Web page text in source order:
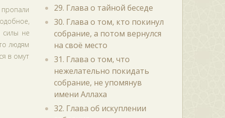
силы не
людям
в омут
29. Глава о тайной беседе
30. Глава о том, кто покинул
собрание, а потом вернулся
на своё место
31. Глава о том, что
нежелательно покидать
собрание, не упомянув
имени Аллаха
32. Глава об искуплении